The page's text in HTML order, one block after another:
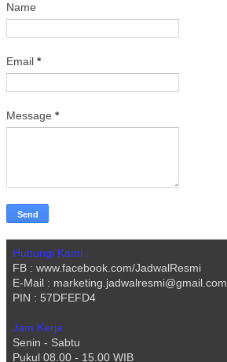
Name
Email *
Message *
Hubungi Kami :
FB : www.facebook.com/JadwalResmi
E-Mail : marketing.jadwalresmi@gmail.com
PIN : 57DFEFD4
Jam Kerja :
Senin - Sabtu
Pukul 08.00 - 15.00 WIB